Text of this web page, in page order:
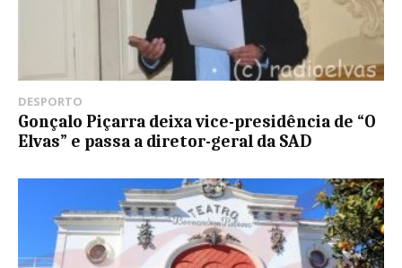
DESPORTO
Gonçalo Piçarra deixa vice-presidência de “O
Elvas” e passa a diretor-geral da SAD